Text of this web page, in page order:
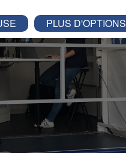
PLUS D'OPTIONS